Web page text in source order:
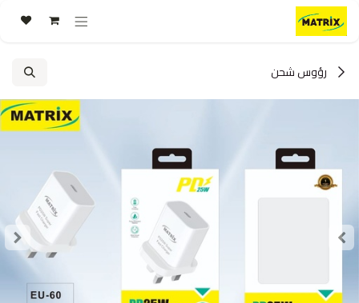
تخطي للذهاب إلى المحتوى
رؤوس شحن